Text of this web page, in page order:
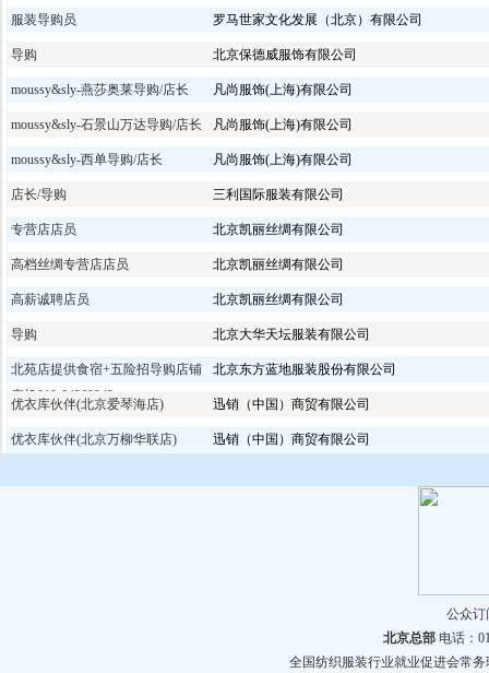
服装导购员 罗马世家文化发展（北京）有限公司
导购 北京保德威服饰有限公司
moussy&sly-燕莎奥莱导购/店长 凡尚服饰(上海)有限公司
moussy&sly-石景山万达导购/店长 凡尚服饰(上海)有限公司
moussy&sly-西单导购/店长 凡尚服饰(上海)有限公司
店长/导购 三利国际服装有限公司
专营店店员 北京凯丽丝绸有限公司
高档丝绸专营店店员 北京凯丽丝绸有限公司
高薪诚聘店员 北京凯丽丝绸有限公司
导购 北京大华天坛服装有限公司
北苑店提供食宿+五险招导购店铺
座机010-84369843
北京东方蓝地服装股份有限公司
优衣库伙伴(北京爱琴海店) 迅销（中国）商贸有限公司
优衣库伙伴(北京万柳华联店) 迅销（中国）商贸有限公司
公众
北京总部 电话：
全国纺织服装行业就业促进会常务